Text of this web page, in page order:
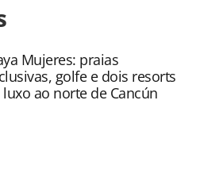
noticia-
fotos-dos-operadores-
ou as ferramentas
o conteúdo produzido pela
pela legislação brasileira
o conteúdo sem
Mujeres: praias
golfe e dois resorts
luxo ao norte de Cancún